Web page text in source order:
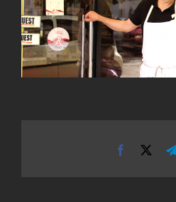
Facebook